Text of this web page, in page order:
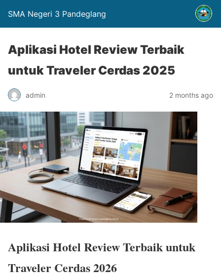
SMA Negeri 3 Pandeglang
Aplikasi Hotel Review Terbaik
untuk Traveler Cerdas 2025
admin 2 months ago
Aplikasi Hotel Review Terbaik untuk
Traveler Cerdas 2026